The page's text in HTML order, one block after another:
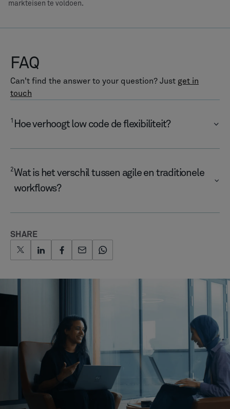
markteisen te voldoen.
FAQ
Can't find the answer to your question? Just get in
touch
1 Hoe verhoogt low code de flexibiliteit?
2Wat is het verschil tussen agile en traditionele
workflows?
SHARE